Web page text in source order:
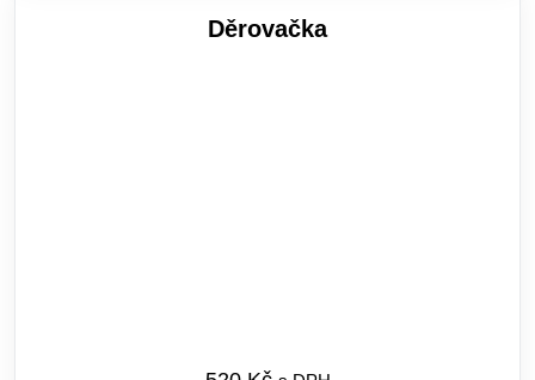
Děrovačka